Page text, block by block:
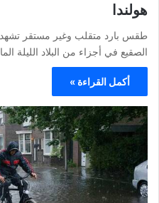
هولندا
طقس بارد متقلب وغير مستقر
الصقيع في أجزاء من البلاد
أكمل القراءة »